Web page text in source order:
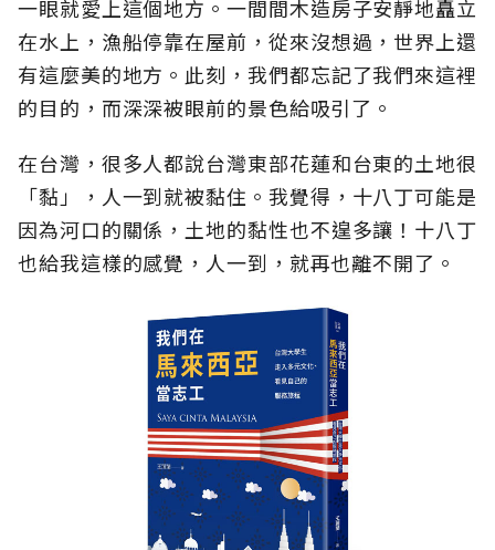
一眼就愛上這個地方。一間間木造房子安靜地矗立
在水上，漁船停靠在屋前，從來沒想過，世界上還
有這麼美的地方。此刻，我們都忘記了我們來這裡
的目的，而深深被眼前的景色給吸引了。
在台灣，很多人都說台灣東部花蓮和台東的土地很
「黏」，人一到就被黏住。我覺得，十八丁可能是
因為河口的關係，土地的黏性也不遑多讓！十八丁
也給我這樣的感覺，人一到，就再也離不開了。